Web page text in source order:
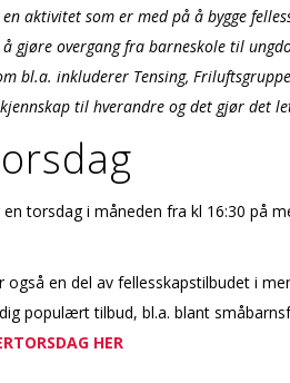
aktivitet som er med på å bygge
gjøre overgang fra barneskole til
bl.a. inkluderer Tensing,
til hverandre og det gjør det
en torsdag i måneden fra kl 16:30 på
også en del av fellesskapstilbudet i
populært tilbud, bl.a. blant
HER